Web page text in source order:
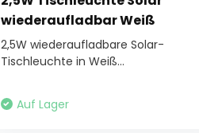
wiederaufladbar Weiß
2,5W wiederaufladbare Solar-
Tischleuchte in Weiß...
Auf Lager